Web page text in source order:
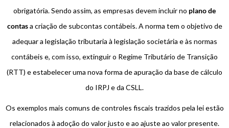
obrigatória. Sendo assim, as empresas devem incluir no plano de
contasa criação de subcontas contábeis. A norma tem o objetivo de
adequar a legislação tributaria à legislação societária e às normas
contábeis e, com isso, extinguir o Regime Tributário de Transição
(RTT) e estabelecer uma nova forma de apuração da base de cálculo
do IRPJ e da CSLL.
Os exemplos mais comuns de controles fiscais trazidos pela lei estão
relacionados à adoção do valor justo e ao ajuste ao valor presente.